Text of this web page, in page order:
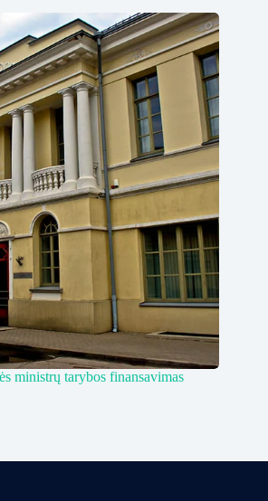
ministrų tarybos finansavimas